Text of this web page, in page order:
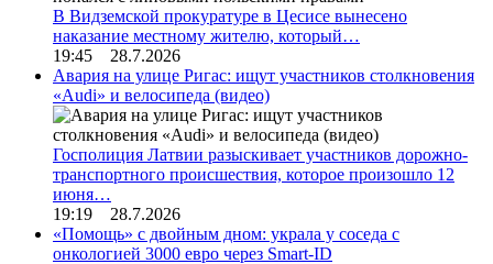
В Видземской прокуратуре в Цесисе вынесено
наказание местному жителю, который…
19:45 28.7.2026
Авария на улице Ригас: ищут участников столкновения
«Audi» и велосипеда (видео)
Госполиция Латвии разыскивает участников дорожно-
транспортного происшествия, которое произошло 12
июня…
19:19 28.7.2026
«Помощь» с двойным дном: украла у соседа с
онкологией 3000 евро через Smart-ID